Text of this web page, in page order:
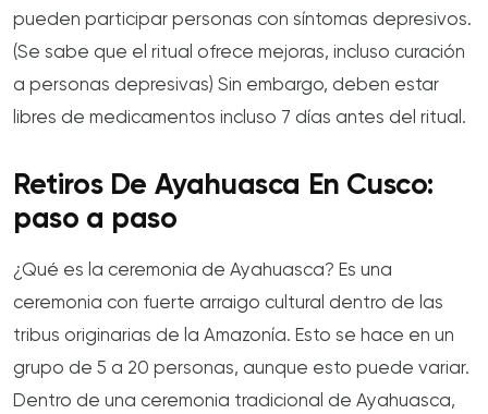
pueden participar personas con síntomas depresivos.
(Se sabe que el ritual ofrece mejoras, incluso curación
a personas depresivas) Sin embargo, deben estar
libres de medicamentos incluso 7 días antes del ritual.
Retiros De Ayahuasca En Cusco:
paso a paso
¿Qué es la ceremonia de Ayahuasca? Es una
ceremonia con fuerte arraigo cultural dentro de las
tribus originarias de la Amazonía. Esto se hace en un
grupo de 5 a 20 personas, aunque esto puede variar.
Dentro de una ceremonia tradicional de Ayahuasca,